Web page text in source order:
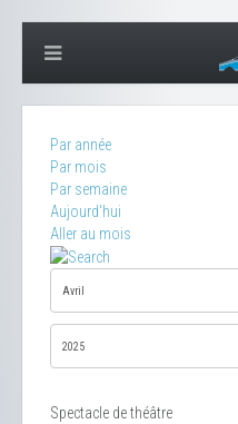
Par année
Par mois
Par semaine
Aujourd'hui
Aller au mois
Spectacle de théâtre